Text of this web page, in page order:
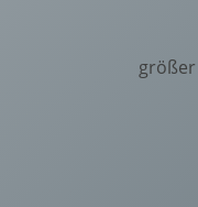
größer